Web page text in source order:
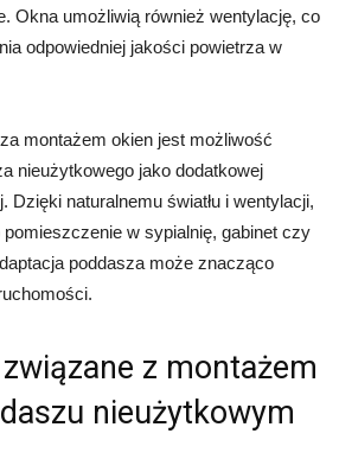
Okna umożliwią również wentylację, co
odpowiedniej jakości powietrza w
montażem okien jest możliwość
nieużytkowego jako dodatkowej
Dzięki naturalnemu światłu i wentylacji,
pomieszczenie w sypialnię, gabinet czy
poddasza może znacząco
z montażem
nieużytkowym